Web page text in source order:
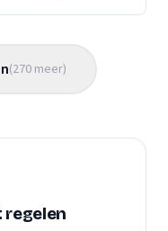
(270 meer)
regelen